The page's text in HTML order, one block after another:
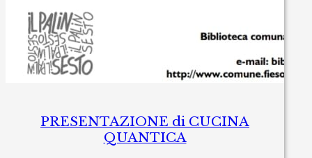
PRESENTAZIONE di CUCINA
QUANTICA